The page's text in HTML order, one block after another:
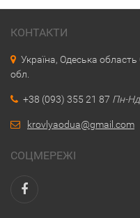
КОНТАКТИ
Україна, Одеська
обл.
+38 (093) 355 21 87 Пн-
krovlyaodua@gmail.com
СОЦМЕРЕЖІ